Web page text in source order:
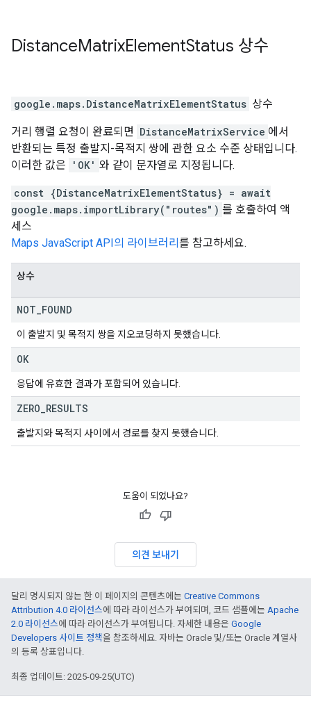
DistanceMatrixElementStatus 상수
google.maps. DistanceMatrixElementStatus 상수
거리 행렬 요청이 완료되면 DistanceMatrixService 에서
반환되는 특정 출발지-목적지 쌍에 관한 요소 수준 상태입니다.
이러한 값은
'OK' 와 같이 문자열로 지정됩니다.
const {DistanceMatrixElementStatus} = await
google.maps.importLibrary("routes") 를 호출하여 액
세스
Maps JavaScript API의 라이브러리 를 참고하세요.
상수
NOT FOUND
이 출발지 및 목적지 쌍을 지오코딩하지 못했습니다.
OK
응답에 유효한 결과가 포함되어 있습니다.
ZERO RESULTS
출발지와 목적지 사이에서 경로를 찾지 못했습니다.
도움이 되었나요?
의견 보내기
달리 명시되지 않는 한 이 페이지의 콘텐츠에는 Creative Commons
Attribution 4.0 라이선스에 따라 라이선스가 부여되며, 코드 샘플에는 Apache
2.0 라이선스에 따라 라이선스가 부여됩니다. 자세한 내용은 Google
Developers 사이트 정책을 참조하세요. 자바는 Oracle 및/또는 Oracle 계열사
의 등록 상표입니다.
최종 업데이트: 2025-09-25(UTC)